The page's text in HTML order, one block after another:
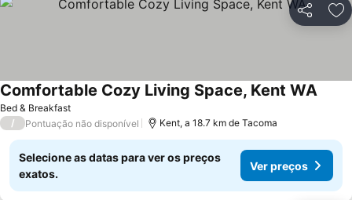
Partilhar
Bed & Breakfast
Comfortable Cozy Living Space, Kent WAVer
/ Pontuação não disponível Kent, a 18.7 km de Tacoma
Selecione as datas para ver os preços
exatos.
Ver preços